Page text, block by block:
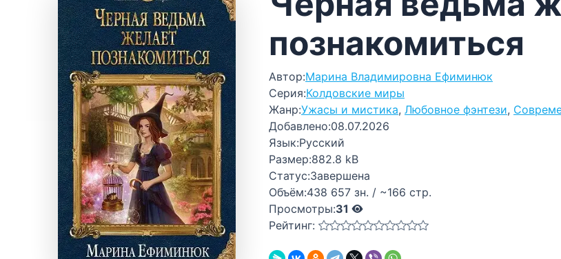
познакомиться
Автор:Марина Владимировна Ефиминюк
Серия:Колдовские миры
Жанр:Ужасы и мистика, Любовное фэнтези,
Добавлено:08.07.2026
Язык:Русский
Размер:882.8 kB
Статус:Завершена
Объём:438 657 зн. / ~166 стр.
Просмотры:31
Рейтинг: